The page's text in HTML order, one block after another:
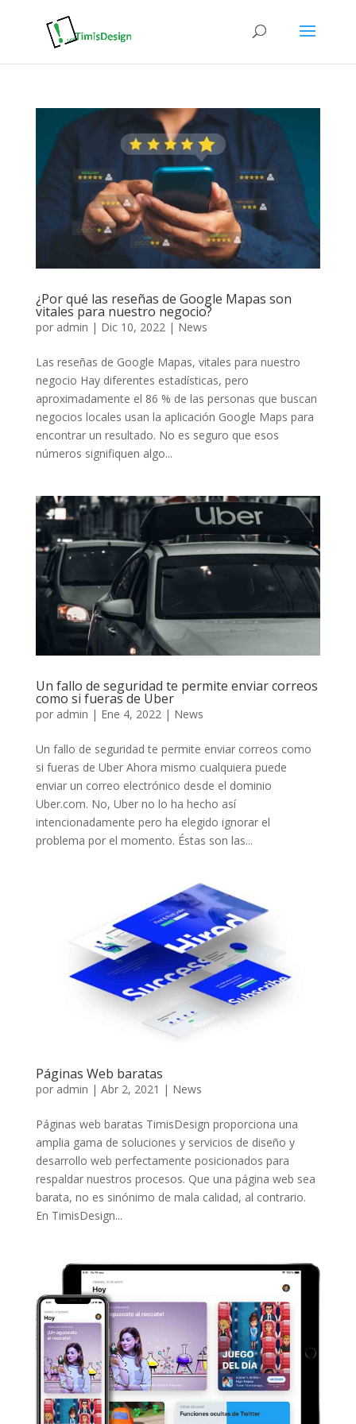
¿Por qué las reseñas de Google Mapas son
vitales para nuestro negocio?
por admin | Dic 10, 2022 | News
Las reseñas de Google Mapas, vitales para nuestro
negocio Hay diferentes estadísticas, pero
aproximadamente el 86 % de las personas que buscan
negocios locales usan la aplicación Google Maps para
encontrar un resultado. No es seguro que esos
números signifiquen algo...
Un fallo de seguridad te permite enviar correos
como si fueras de Uber
por admin | Ene 4, 2022| News
Un fallo de seguridad te permite enviar correos como
si fueras de Uber Ahora mismo cualquiera puede
enviar un correo electrónico desde el dominio
Uber.com. No, Uber no lo ha hecho así
intencionadamente pero ha elegido ignorar el
problema por el momento. Éstas son las...
Páginas Web baratas
por admin | Abr 2, 2021 | News
Páginas web baratas TimisDesign proporciona una
amplia gama de soluciones y servicios de diseño y
desarrollo web perfectamente posicionados para
respaldar nuestros procesos. Que una página web sea
barata, no es sinónimo de mala calidad, al contrario.
En TimisDesign...